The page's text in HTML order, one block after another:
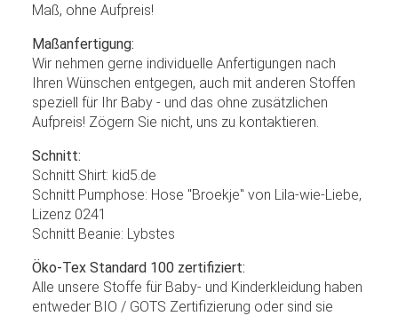
Maß, ohne Aufpreis!
Maßanfertigung:
Wir nehmen gerne individuelle Anfertigungen nach
Ihren Wünschen entgegen, auch mit anderen Stoffen
speziell für Ihr Baby - und das ohne zusätzlichen
Aufpreis! Zögern Sie nicht, uns zu kontaktieren.
Schnitt:
Schnitt Shirt: kid5.de
Schnitt Pumphose: Hose "Broekje" von Lila-wie-Liebe,
Lizenz 0241
Schnitt Beanie: Lybstes
Öko-Tex Standard 100 zertifiziert:
Alle unsere Stoffe für Baby- und Kinderkleidung haben
entweder BIO / GOTS Zertifizierung oder sind sie